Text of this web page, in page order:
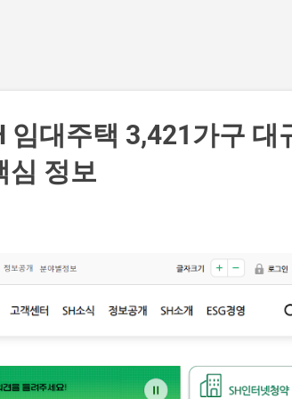
임대주택 3,421가구 대
심 정보